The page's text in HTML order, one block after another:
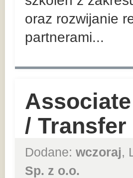
oraz rozwijanie
partnerami...
/
Dodane: wczoraj,
Sp. z o.o.